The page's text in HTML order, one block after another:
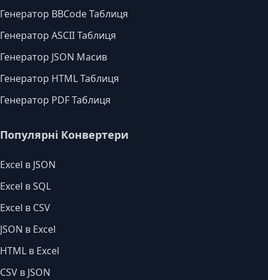
Генератор BBCode Таблиця
Генератор ASCII Таблиця
Генератор JSON Масив
Генератор HTML Таблиця
Генератор PDF Таблиця
Популярні Конвертери
Excel в JSON
Excel в SQL
Excel в CSV
JSON в Excel
HTML в Excel
CSV в JSON